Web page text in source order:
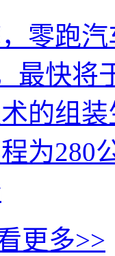
零跑
最快将
的组
为280
更多>>